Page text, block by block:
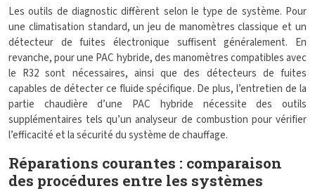
Les outils de diagnostic diffèrent selon le type de système. Pour
une climatisation standard, un jeu de manomètres classique et un
détecteur de fuites électronique suffisent généralement. En
revanche, pour une PAC hybride, des manomètres compatibles avec
le R32 sont nécessaires, ainsi que des détecteurs de fuites
capables de détecter ce fluide spécifique. De plus, l’entretien de la
partie chaudière d’une PAC hybride nécessite des outils
supplémentaires tels qu’un analyseur de combustion pour vérifier
l’efficacité et la sécurité du système de chauffage.
Réparations courantes : comparaison
des procédures entre les systèmes